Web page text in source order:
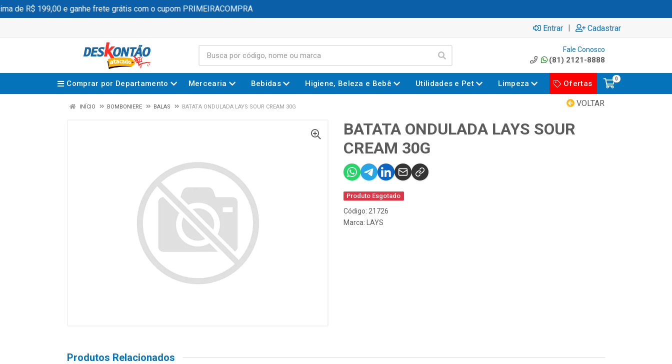
de R$ 199,00 e ganhe frete grátis com o cupom PRIMEIRACOMPRA
Entrar | Cadastrar
Fale Conosco
(81) 2121-8888
Comprar por Departamento Mercearia Bebidas Higiene, Beleza e Bebê Utilidades e Pet Limpeza Ofertas
0
VOLTAR
INÍCIO BOMBONIERE BALAS BATATA ONDULADA LAYS SOUR CREAM 30G
BATATA ONDULADA LAYS SOUR
CREAM 30G
Produto Esgotado
Código: 21726
Marca:
LAYS
Produtos Relacionados